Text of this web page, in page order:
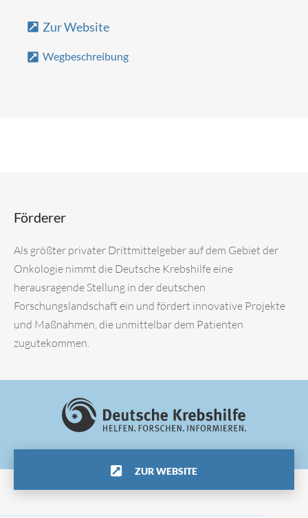
Zur Website
Wegbeschreibung
Förderer
Als größter privater Drittmittelgeber auf dem Gebiet der
Onkologie nimmt die Deutsche Krebshilfe eine
herausragende Stellung in der deutschen
Forschungslandschaft ein und fördert innovative Projekte
und Maßnahmen, die unmittelbar dem Patienten
zugutekommen.
ZUR WEBSITE